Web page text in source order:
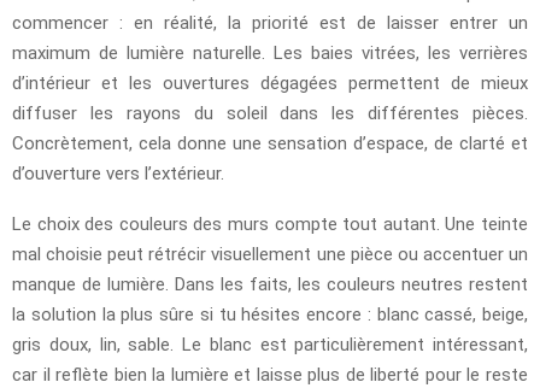
commencer : en réalité, la priorité est de laisser entrer un
maximum de lumière naturelle. Les baies vitrées, les verrières
d’intérieur et les ouvertures dégagées permettent de mieux
diffuser les rayons du soleil dans les différentes pièces.
Concrètement, cela donne une sensation d’espace, de clarté et
d’ouverture vers l’extérieur.
Le choix des couleurs des murs compte tout autant. Une teinte
mal choisie peut rétrécir visuellement une pièce ou accentuer un
manque de lumière. Dans les faits, les couleurs neutres restent
la solution la plus sûre si tu hésites encore : blanc cassé, beige,
gris doux, lin, sable. Le blanc est particulièrement intéressant,
car il reflète bien la lumière et laisse plus de liberté pour le reste